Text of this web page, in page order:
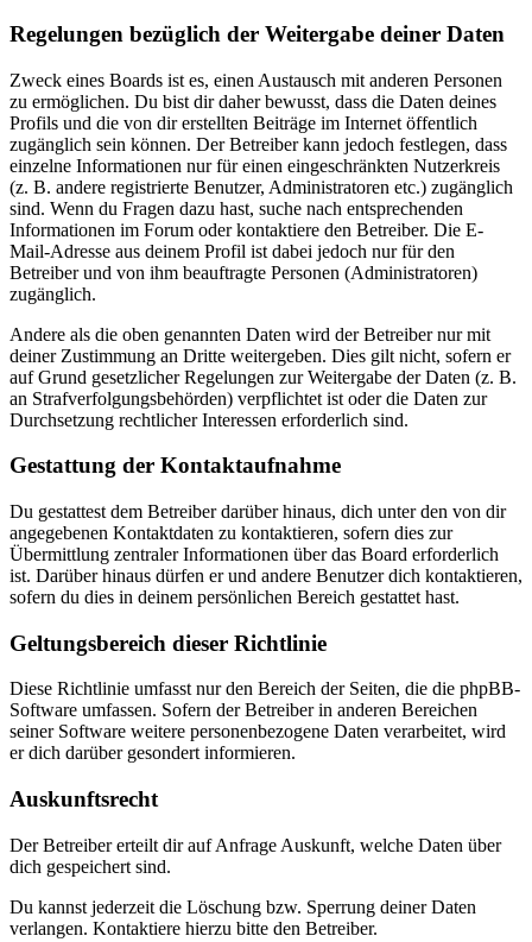
Regelungen bezüglich der Weitergabe deiner Daten
Zweck eines Boards ist es, einen Austausch mit anderen Personen
zu ermöglichen. Du bist dir daher bewusst, dass die Daten deines
Profils und die von dir erstellten Beiträge im Internet öffentlich
zugänglich sein können. Der Betreiber kann jedoch festlegen, dass
einzelne Informationen nur für einen eingeschränkten Nutzerkreis
(z. B. andere registrierte Benutzer, Administratoren etc.) zugänglich
sind. Wenn du Fragen dazu hast, suche nach entsprechenden
Informationen im Forum oder kontaktiere den Betreiber. Die E-
Mail-Adresse aus deinem Profil ist dabei jedoch nur für den
Betreiber und von ihm beauftragte Personen (Administratoren)
zugänglich.
Andere als die oben genannten Daten wird der Betreiber nur mit
deiner Zustimmung an Dritte weitergeben. Dies gilt nicht, sofern er
auf Grund gesetzlicher Regelungen zur Weitergabe der Daten (z. B.
an Strafverfolgungsbehörden) verpflichtet ist oder die Daten zur
Durchsetzung rechtlicher Interessen erforderlich sind.
Gestattung der Kontaktaufnahme
Du gestattest dem Betreiber darüber hinaus, dich unter den von dir
angegebenen Kontaktdaten zu kontaktieren, sofern dies zur
Übermittlung zentraler Informationen über das Board erforderlich
ist. Darüber hinaus dürfen er und andere Benutzer dich kontaktieren,
sofern du dies in deinem persönlichen Bereich gestattet hast.
Geltungsbereich dieser Richtlinie
Diese Richtlinie umfasst nur den Bereich der Seiten, die die phpBB-
Software umfassen. Sofern der Betreiber in anderen Bereichen
seiner Software weitere personenbezogene Daten verarbeitet, wird
er dich darüber gesondert informieren.
Auskunftsrecht
Der Betreiber erteilt dir auf Anfrage Auskunft, welche Daten über
dich gespeichert sind.
Du kannst jederzeit die Löschung bzw. Sperrung deiner Daten
verlangen. Kontaktiere hierzu bitte den Betreiber.